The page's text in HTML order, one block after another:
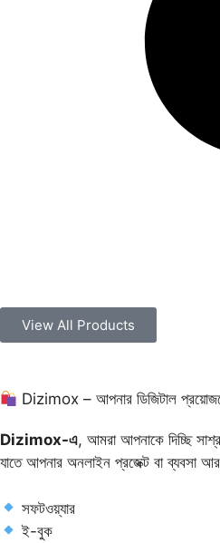
View All Products
Dizimox – আপনার ডিজিটাল
Dizimox-এ, আমরা আপনাকে দিচ্ছি
যাতে আপনার অনলাইন প্রজেক্ট বা ব্যবসা
সফটওয়্যার
ই-বুক